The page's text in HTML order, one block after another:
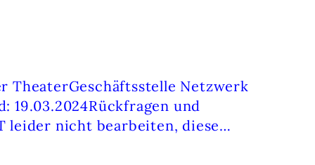
TheaterGeschäftsstelle Netzwerk
19.03.2024Rückfragen und
leider nicht bearbeiten, diese…